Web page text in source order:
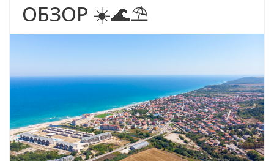
ОБЗОР ☀️🌊⛱